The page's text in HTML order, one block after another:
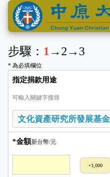
步驟： 1→ 2→ 3
* 為必填欄位
指定捐款用途
可輸入關鍵字搜尋
*金額新台幣/元
+1,000